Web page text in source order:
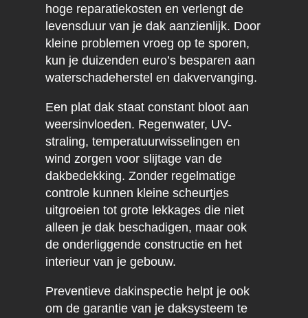
hoge reparatiekosten en verlengt de
levensduur van je dak aanzienlijk. Door
kleine problemen vroeg op te sporen,
kun je duizenden euro’s besparen aan
waterschadeherstel en dakvervanging.
Een plat dak staat constant bloot aan
weersinvloeden. Regenwater, UV-
straling, temperatuurwisselingen en
wind zorgen voor slijtage van de
dakbedekking. Zonder regelmatige
controle kunnen kleine scheurtjes
uitgroeien tot grote lekkages die niet
alleen je dak beschadigen, maar ook
de onderliggende constructie en het
interieur van je gebouw.
Preventieve dakinspectie helpt je ook
om de garantie van je daksysteem te